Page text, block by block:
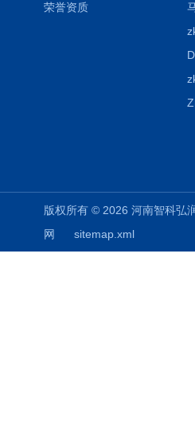
荣誉资质
版权所有 © 2026 河南智科
网
sitemap.xml